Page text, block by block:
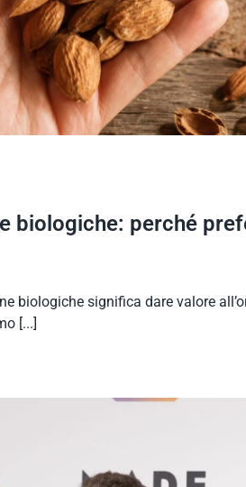
biologiche: perché
biologiche significa dare valore
[...]